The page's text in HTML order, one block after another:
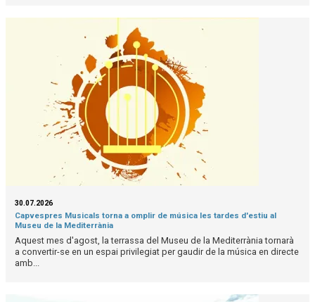
30.07.2026
Capvespres Musicals torna a omplir de música les tardes d'estiu al
Museu de la Mediterrània
Aquest mes d'agost, la terrassa del Museu de la Mediterrània tornarà
a convertir-se en un espai privilegiat per gaudir de la música en directe
amb...